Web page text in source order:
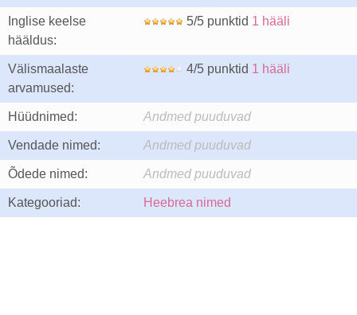
Inglise keelse
hääldus:
5/5 punktid 1 hääli
Välismaalaste
arvamused:
4/5 punktid 1 hääli
Hüüdnimed: Andmed puuduvad
Vendade nimed: Andmed puuduvad
Õdede nimed: Andmed puuduvad
Kategooriad: Heebrea nimed